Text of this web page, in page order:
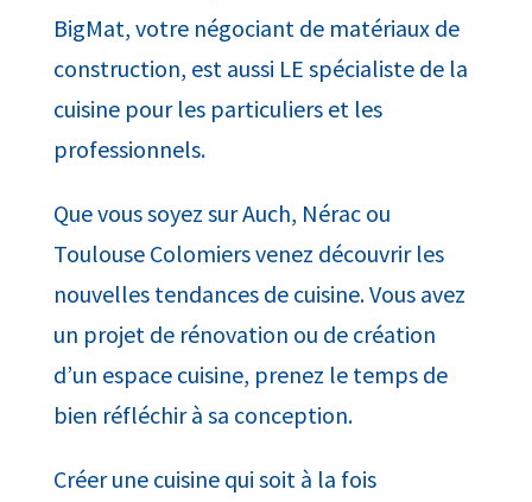
BigMat, votre négociant de matériaux de
construction, est aussi LE spécialiste de la
cuisine pour les particuliers et les
professionnels.
Que vous soyez sur Auch, Nérac ou
Toulouse Colomiers venez découvrir les
nouvelles tendances de cuisine. Vous avez
un projet de rénovation ou de création
d’un espace cuisine, prenez le temps de
bien réfléchir à sa conception.
Créer une cuisine qui soit à la fois